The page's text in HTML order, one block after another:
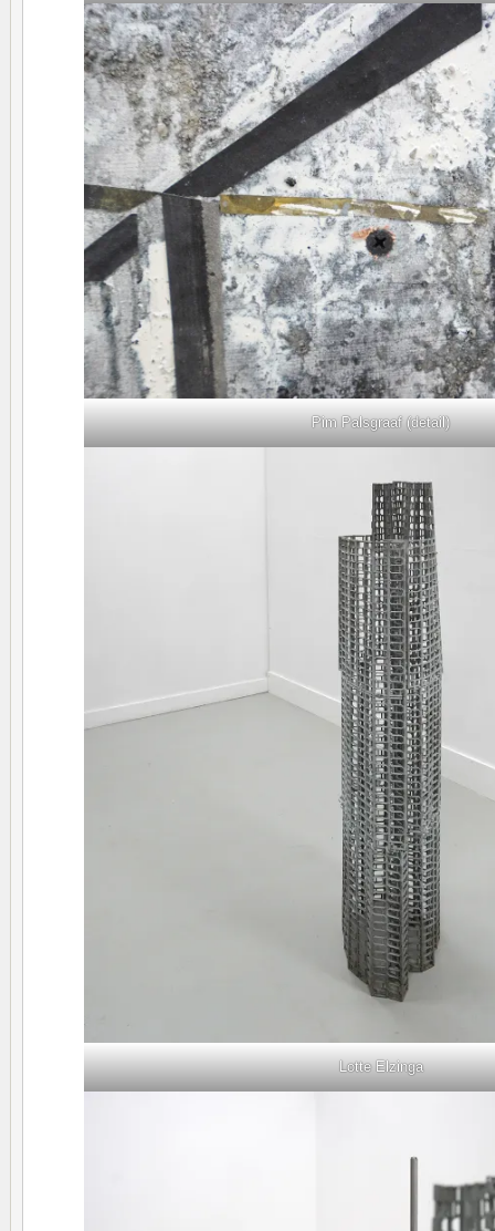
Pim Palsgraaf (detail)
Lotte Elzinga